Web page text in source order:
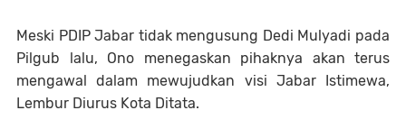
Meski PDIP Jabar tidak mengusung Dedi Mulyadi pada
Pilgub lalu, Ono menegaskan pihaknya akan terus
mengawal dalam mewujudkan visi Jabar Istimewa,
Lembur Diurus Kota Ditata.